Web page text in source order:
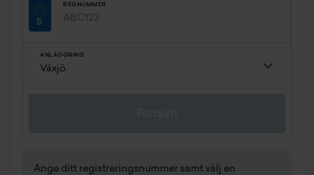
REGNUMMER
ANLÄGGNING
Ange ditt registreringsnummer samt välj en